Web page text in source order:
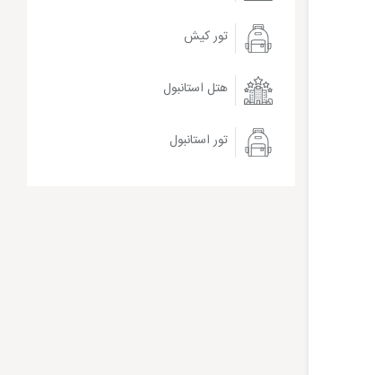
تور کیش
هتل استانبول
تور استانبول